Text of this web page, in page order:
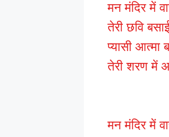
मन मंदिर में
तेरी छवि
प्यासी
तेरी शरण में
मन मंदिर में